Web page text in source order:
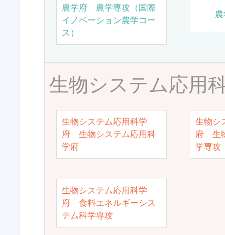
農学府 農学専攻（国際
イノベーション農学コー
ス）
生物システム応用
生物システム応用科学
府 生物システム応用科
学府
生物シ
府 生
学専攻
生物システム応用科学
府 食料エネルギーシス
テム科学専攻